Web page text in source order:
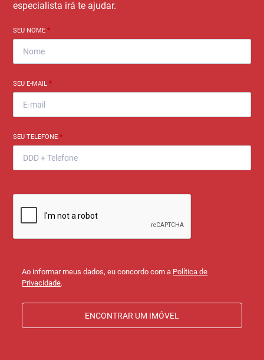
especialista irá te ajudar.
SEU NOME*
SEU E-MAIL*
SEU TELEFONE*
Ao informar meus dados, eu concordo com a Política de
Privacidade.
ENCONTRAR UM IMÓVEL